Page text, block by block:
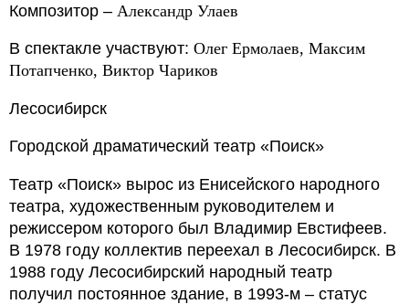
Композитор – Александр Улаев
В спектакле участвуют: Олег Ермолаев, Максим
Потапченко, Виктор Чариков
Лесосибирск
Городской драматический театр «Поиск»
Театр «Поиск» вырос из Енисейского народного
театра, художественным руководителем и
режиссером которого был Владимир Евстифеев.
В 1978 году коллектив переехал в Лесосибирск. В
1988 году Лесосибирский народный театр
получил постоянное здание, в 1993-м – статус